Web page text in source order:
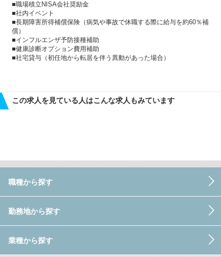
■職場積立NISA会社奨励金
■社内イベント
■長期障害所得補償保険（病気や事故で休職する際に給与を約60％補
償）
■インフルエンザ予防接種補助
■健康診断オプション費用補助
■社宅貸与（初任地から転居を伴う異動があった場合）
この求人を見ている人はこんな求人もみています
職種から探す
勤務地から探す
業種から探す